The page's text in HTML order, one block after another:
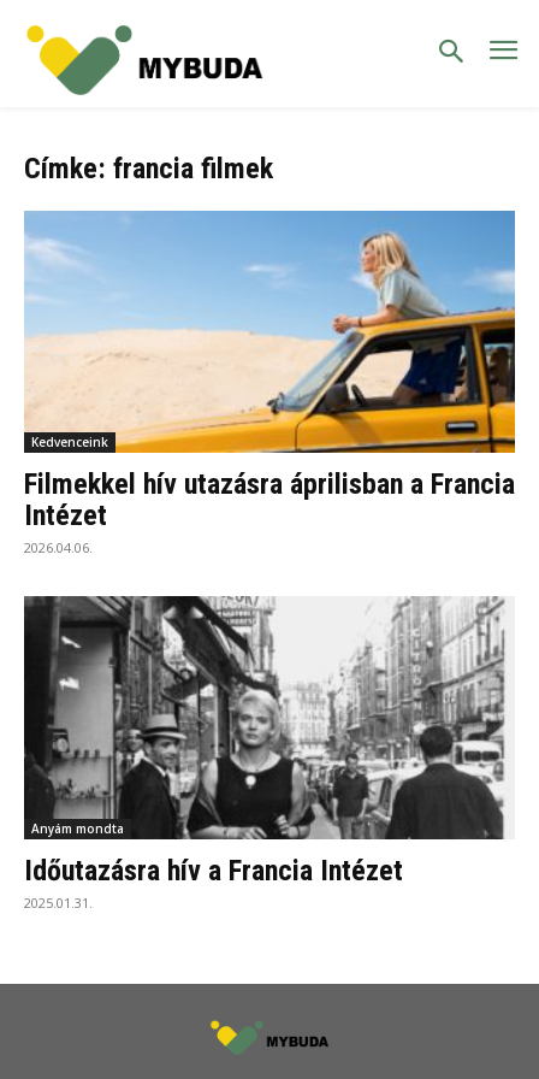
Címke: francia filmek
Kedvenceink
Filmekkel hív utazásra áprilisban a Francia
Intézet
2026.04.06.
Anyám mondta
Időutazásra hív a Francia Intézet
2025.01.31.